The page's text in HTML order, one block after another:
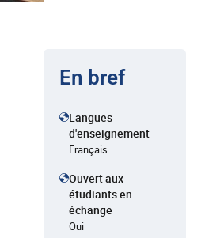
En bref
Langues
d'enseignement
Français
Ouvert aux
étudiants en
échange
Oui